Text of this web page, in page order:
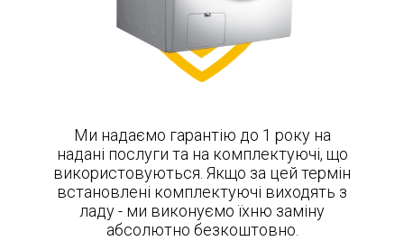
Ми надаємо гарантію до 1 року на
надані послуги та на комплектуючі, що
використовуються. Якщо за цей термін
встановлені комплектуючі виходять з
ладу - ми виконуємо їхню заміну
абсолютно безкоштовно.